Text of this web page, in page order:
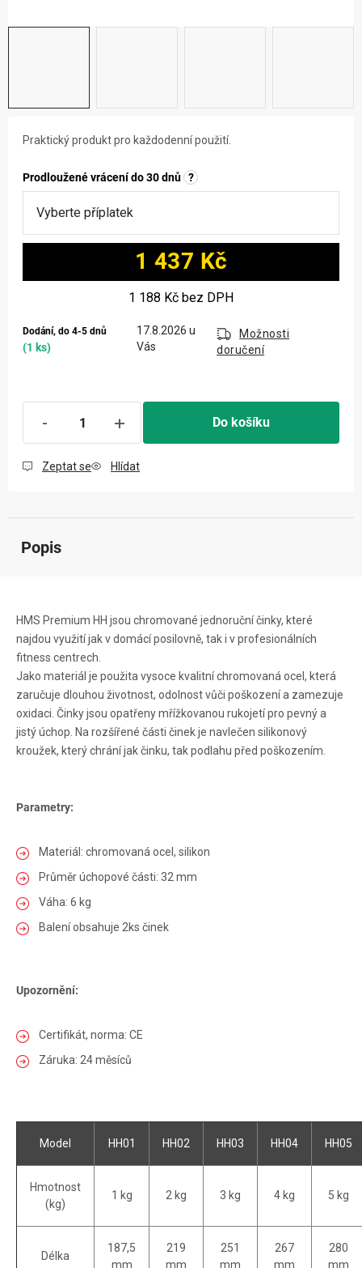
Praktický produkt pro každodenní použití.
Prodloužené vrácení do 30 dnů ?
1 437 Kč
1 188 Kč bez DPH
Dodání, do 4-5 dnů
(1 ks)
17.8.2026
Možnosti
doručení
Do košíku
Zeptat se Hlídat
Popis
HMS Premium HH jsou chromované jednoruční činky, které
najdou využití jak v domácí posilovně, tak i v profesionálních
fitness centrech.
Jako materiál je použita vysoce kvalitní chromovaná ocel, která
zaručuje dlouhou životnost, odolnost vůči poškození a zamezuje
oxidaci. Činky jsou opatřeny mřížkovanou rukojetí pro pevný a
jistý úchop. Na rozšířené části činek je navlečen silikonový
kroužek, který chrání jak činku, tak podlahu před poškozením.
Parametry:
Materiál: chromovaná ocel, silikon
Průměr úchopové části: 32 mm
Váha: 6 kg
Balení obsahuje 2ks činek
Upozornění:
Certifikát, norma: CE
Záruka: 24 měsíců
Model HH01 HH02 HH03 HH04 HH05
Hmotnost
(kg)
1 kg 2 kg 3 kg 4 kg 5 kg
Délka
187,5
mm
219
mm
251
mm
267
mm
280
mm